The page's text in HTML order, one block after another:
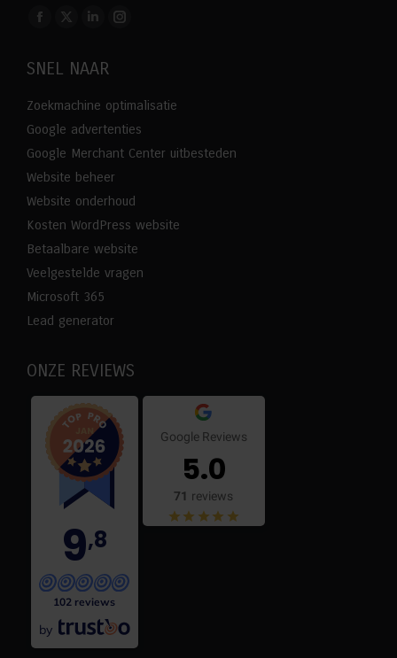
Vind ons op:
Facebook
opens
X
opens
Linkedin
opens
Instagram
SNEL NAAR
Zoekmachine optimalisatie
Google advertenties
Google Merchant Center uitbesteden
Website beheer
Website onderhoud
Kosten WordPress website
Betaalbare website
Veelgestelde vragen
Microsoft 365
Lead generator
ONZE REVIEWS
9,8
102 reviews
by
Google Reviews
5.0
71 reviews